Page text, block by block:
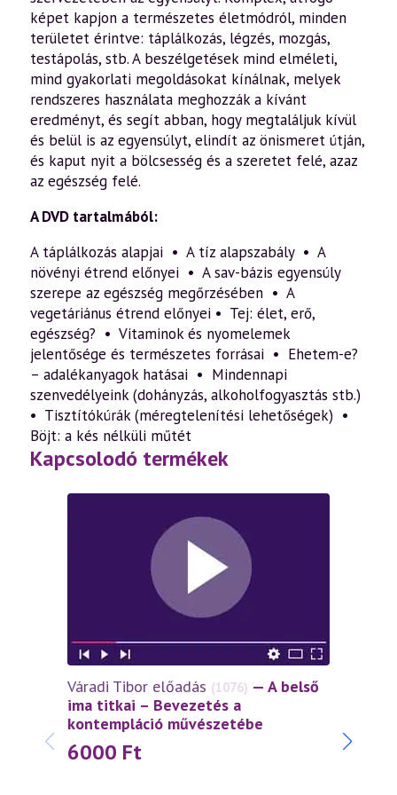
képet kapjon a természetes életmódról, minden
területet érintve: táplálkozás, légzés, mozgás,
testápolás, stb. A beszélgetések mind elméleti,
mind gyakorlati megoldásokat kínálnak, melyek
rendszeres használata meghozzák a kívánt
eredményt, és segít abban, hogy megtaláljuk kívül
és belül is az egyensúlyt, elindít az önismeret útján,
és kaput nyit a bölcsesség és a szeretet felé, azaz
az egészség felé.
A DVD tartalmából:
A táplálkozás alapjai • A tíz alapszabály • A
növényi étrend előnyei • A sav-bázis egyensúly
szerepe az egészség megőrzésében • A
vegetáriánus étrend előnyei • Tej: élet, erő,
egészség? • Vitaminok és nyomelemek
jelentősége és természetes forrásai • Ehetem-e?
– adalékanyagok hatásai • Mindennapi
szenvedélyeink (dohányzás, alkoholfogyasztás stb.)
• Tisztítókúrák (méregtelenítési lehetőségek) •
Böjt: a kés nélküli műtét
Kapcsolodó termékek
Váradi Tibor előadás (1076) — A belső
ima titkai – Bevezetés a
kontempláció művészetébe
6000 Ft